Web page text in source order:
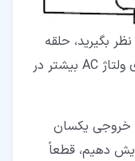
بگیرید، حلقه
های بیشتری در مدار خروجی به معنای ولتاژ AC بیشتر در
خروجی یکسان
دهیم، قطعاً